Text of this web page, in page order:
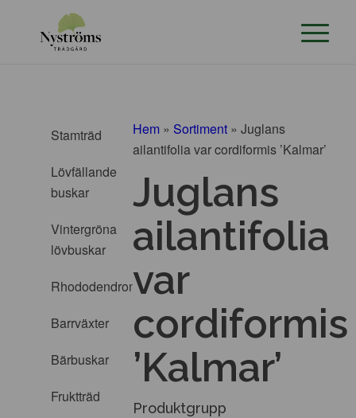
Stamträd
Lövfällande
buskar
Vintergröna
lövbuskar
Rhododendron
Barrväxter
Bärbuskar
Fruktträd
Hem » Sortiment »Juglans
ailantifolia var cordiformis ’Kalmar’
Juglans
ailantifolia
var
cordiformis
’Kalmar’
Produktgrupp